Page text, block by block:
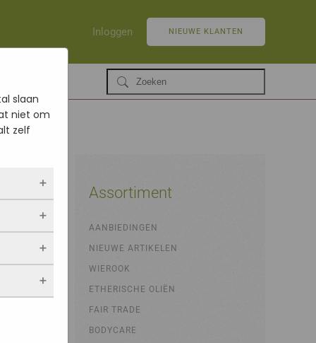
Inloggen NIEUWE KLANTEN
Assortiment
AANBIEDINGEN
NIEUWE ARTIKELEN
WIEROOK
ETHERISCHE OLIËN
FAIR TRADE
BODYCARE
slaan
niet om
zelf
als jij
blijven
Als je